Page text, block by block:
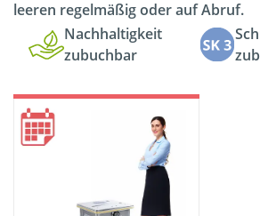
leeren regelmäßig oder auf Abruf.
Nachhaltigkeit
zubuchbar